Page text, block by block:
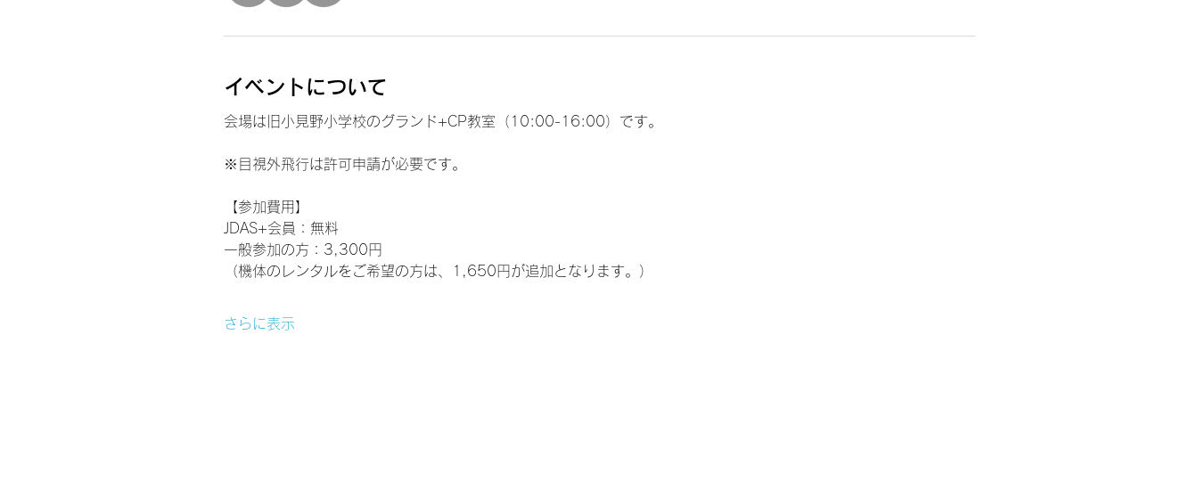
イベントについて
会場は旧小見野小学校のグランド+CP教室（10:00-16:00）です。
※目視外飛行は許可申請が必要です。
【参加費用】
JDAS+会員：無料
一般参加の方：3,300円
（機体のレンタルをご希望の方は、1,650円が追加となります。）
さらに表示